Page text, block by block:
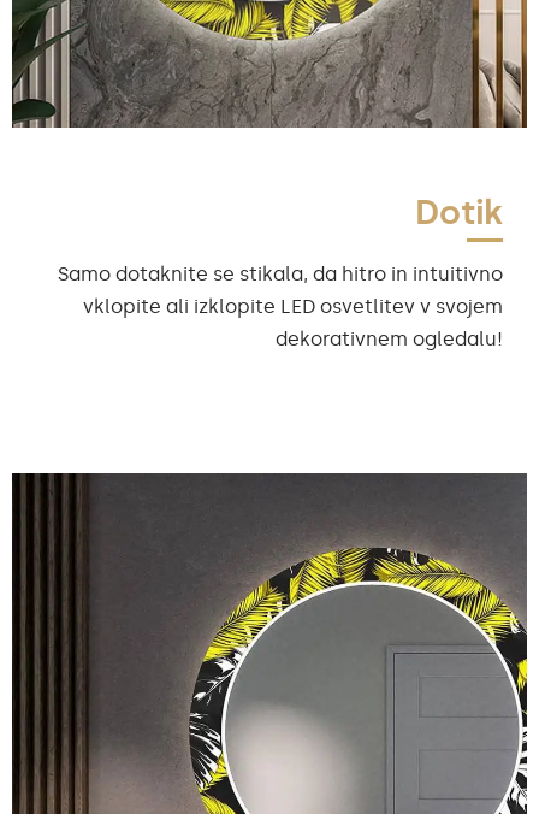
Dotik
Samo dotaknite se stikala, da hitro in intuitivno
vklopite ali izklopite LED osvetlitev v svojem
dekorativnem ogledalu!